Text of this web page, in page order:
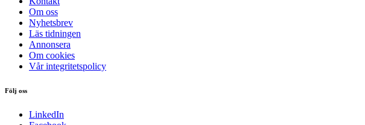
Om oss
Nyhetsbrev
Läs tidningen
Annonsera
Om cookies
Vår integritetspolicy
Följ oss
LinkedIn